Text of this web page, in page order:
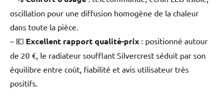
oscillation pour une diffusion homogène de la chaleur
dans toute la pièce.
– 💶 Excellent rapport qualité-prix : positionné autour
de 20 €, le radiateur soufflant Silvercrest séduit par son
équilibre entre coût, fiabilité et avis utilisateur très
positifs.